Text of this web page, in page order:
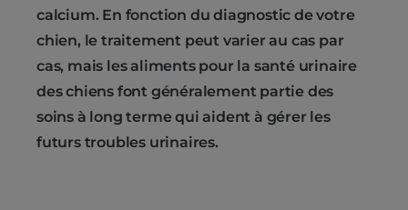
calcium. En fonction du diagnostic de votre
chien, le traitement peut varier au cas par
cas, mais les aliments pour la santé urinaire
des chiens font généralement partie des
soins à long terme qui aident à gérer les
futurs troubles urinaires.